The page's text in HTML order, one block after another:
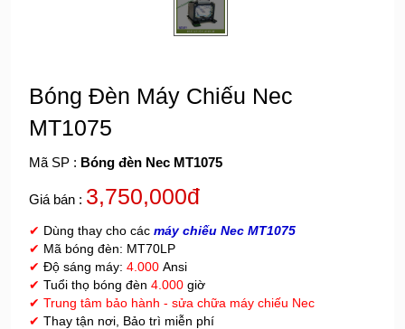
Bóng Đèn Máy Chiếu Nec
MT1075
Mã SP : Bóng đèn Nec MT1075
Giá bán : 3,750,000đ
✔ Dùng thay cho các máy chiếu Nec MT1075
✔ Mã bóng đèn: MT70LP
✔ Độ sáng máy: 4.000 Ansi
✔ Tuổi thọ bóng đèn 4.000 giờ
✔ Trung tâm bảo hành - sửa chữa máy chiếu Nec
✔ Thay tận nơi, Bảo trì miễn phí